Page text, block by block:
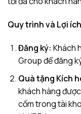
Quy trình và Lợi
Đăng ký: Khách
Group để đăng
Quà tặng Kích
khách hàng
cốm trong tài